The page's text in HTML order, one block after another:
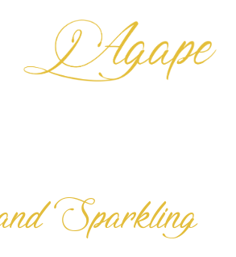
Sparkling